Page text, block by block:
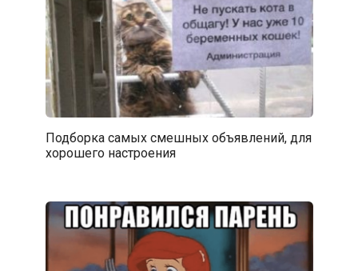
Подборка самых смешных объявлений, для
хорошего настроения